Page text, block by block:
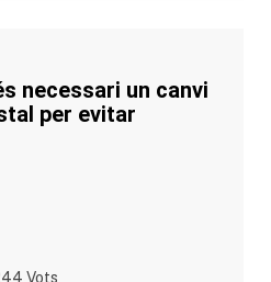
necessari un canvi
per evitar
Vots